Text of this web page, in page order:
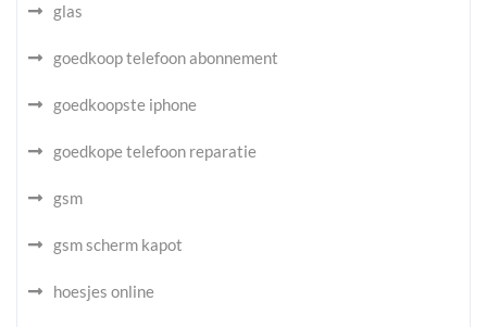
glas
goedkoop telefoon abonnement
goedkoopste iphone
goedkope telefoon reparatie
gsm
gsm scherm kapot
hoesjes online